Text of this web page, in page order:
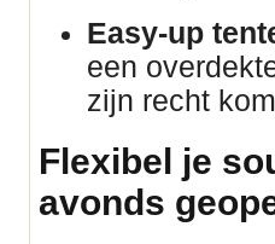
Easy-up
een
zijn recht
Flexibel je
avonds